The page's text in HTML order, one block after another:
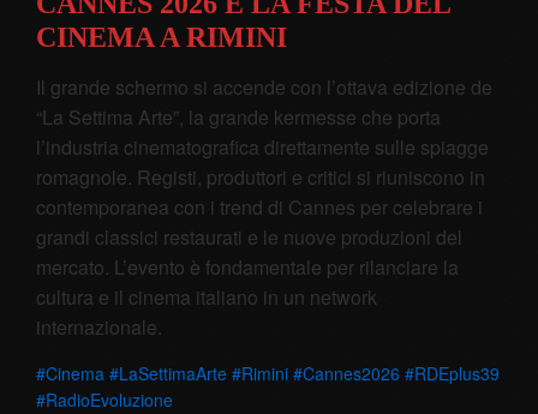
CINEMA A RIMINI
Il grande schermo si accende con l’ottava edizione de
“La Settima Arte”, la grande kermesse che porta
l’industria cinematografica direttamente sulle spiagge
romagnole. Registi, produttori e critici si riuniscono in
contemporanea con i trend di Cannes per celebrare i
grandi classici restaurati e le nuove produzioni del
mercato. L’evento è fondamentale per rilanciare la
cultura e il cinema italiano in un network
internazionale.
#Cinema #LaSettimaArte #Rimini #Cannes2026 #RDEplus39
#RadioEvoluzione